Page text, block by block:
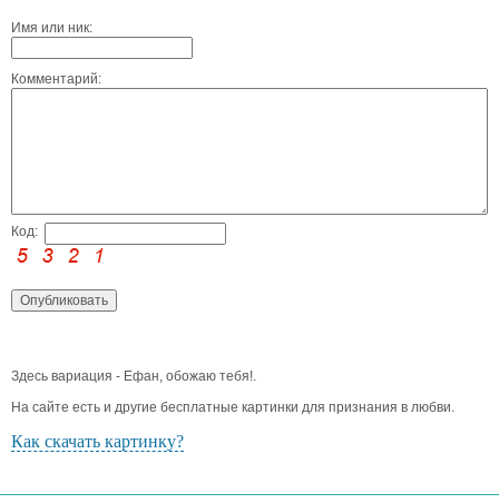
Имя или ник:
Комментарий:
Код:
Здесь вариация - Ефан, обожаю тебя!.
На сайте есть и другие бесплатные картинки для признания в любви.
Как скачать картинку?